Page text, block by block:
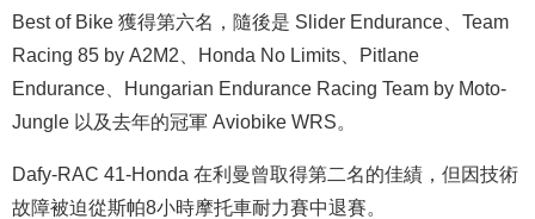
Best of Bike 獲得第六名，隨後是 Slider Endurance、Team
Racing 85 by A2M2、Honda No Limits、Pitlane
Endurance、Hungarian Endurance Racing Team by Moto-
Jungle 以及去年的冠軍 Aviobike WRS。
Dafy-RAC 41-Honda 在利曼曾取得第二名的佳績，但因技術
故障被迫從斯帕8小時摩托車耐力賽中退賽。